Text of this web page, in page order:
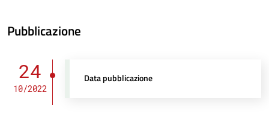
Pubblicazione
24
10/2022
Data pubblicazione